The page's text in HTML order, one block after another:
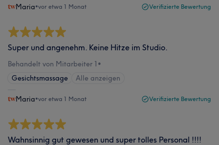
Maria•vor etwa 1 Monat Verifizierte Bewertung
Super und angenehm. Keine Hitze im Studio.
Behandelt von Mitarbeiter 1 •
Gesichtsmassage
Alle anzeigen
Maria•vor etwa 1 Monat Verifizierte Bewertung
Wahnsinnig gut gewesen und super tolles Personal !!!!